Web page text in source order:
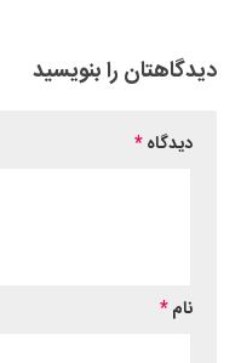
دیدگاهتان را بنویسید
دیدگاه*
نام*